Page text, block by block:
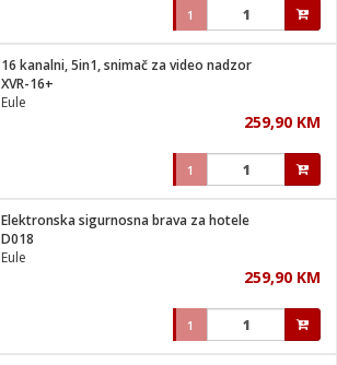
1
16 kanalni, 5in1, snimač za video nadzor
XVR-16+
Eule
259,90 KM
1
Elektronska sigurnosna brava za hotele
D018
Eule
259,90 KM
1